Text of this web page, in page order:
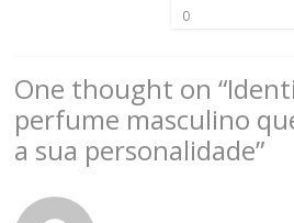
0
One thought on “
perfume masculino
a sua personalidade”